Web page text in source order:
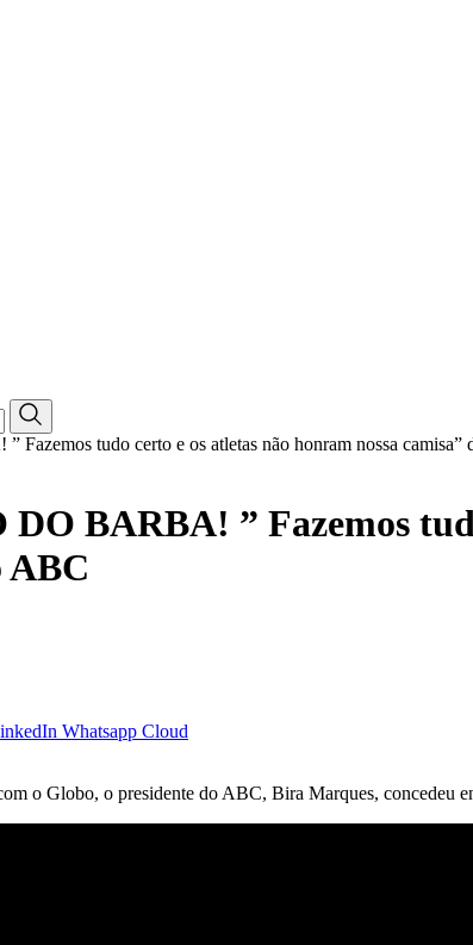
tudo certo e os atletas não honram nossa camisa”
BARBA! ” Fazemos
ABC
Whatsapp Cloud
o Globo, o presidente do ABC, Bira Marques,